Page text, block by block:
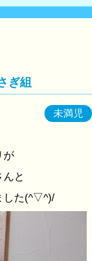
ぎ組
未満児
が
と
した(^▽^)/